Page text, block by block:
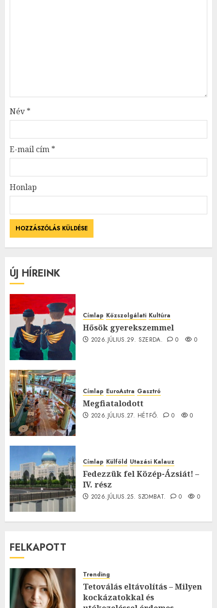
Név*
E-mail cím *
Honlap
ÚJ HÍREINK
Címlap Közszolgálati Kultúra
Hősök gyerekszemmel
2026.JÚLIUS.29. SZERDA. 0 0
Címlap EuroAstra Gasztró
Megfiatalodott
2026.JÚLIUS.27. HÉTFŐ. 0 0
Címlap Külföld Utazási Kalauz
Fedezzük fel Közép-Ázsiát! –
IV. rész
2026.JÚLIUS.25. SZOMBAT. 0 0
FELKAPOTT
Trending
Tetoválás eltávolítás – Milyen
kockázatokkal és